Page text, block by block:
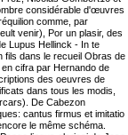
considérable d'œuvres
comme, par
venir), Por un plasir, des
Lupus Hellinck - In te
fils dans le recueil Obras de
cifra par Hernando de
des oeuvres de
dans tous les modis,
De Cabezon
cantus firmus et imitatio
le même schéma.